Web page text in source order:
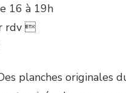
16 à 19h
rdv 
planches originales